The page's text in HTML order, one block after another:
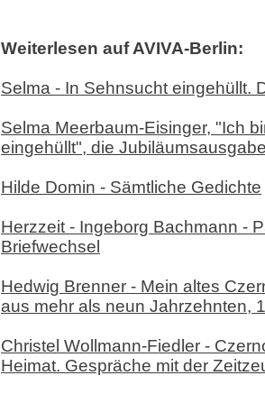
Weiterlesen auf AVIVA-Berlin:
Selma - In Sehnsucht eingehüllt.
Selma Meerbaum-Eisinger, "Ich
eingehüllt", die
Hilde Domin - Sämtliche Gedichte
Herzzeit - Ingeborg Bachmann -
Briefwechsel
Hedwig Brenner - Mein altes
aus mehr als neun Jahrzehnten,
Christel Wollmann-Fiedler -
Heimat. Gespräche mit der